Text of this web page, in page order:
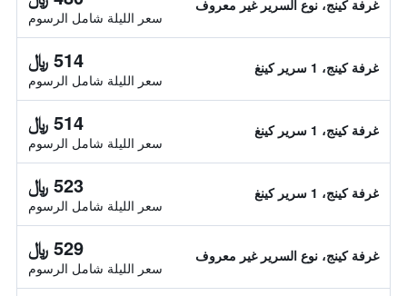
غرفة كينج، نوع السرير غير معروف
سعر الليلة شامل الرسوم
غرفة كينج، 1 سرير كينغ 514 ﷼
سعر الليلة شامل الرسوم
غرفة كينج، 1 سرير كينغ 514 ﷼
سعر الليلة شامل الرسوم
غرفة كينج، 1 سرير كينغ 523 ﷼
سعر الليلة شامل الرسوم
غرفة كينج، نوع السرير غير معروف 529 ﷼
سعر الليلة شامل الرسوم